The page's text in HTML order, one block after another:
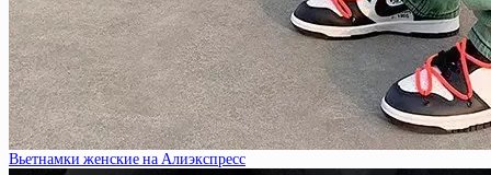
Вьетнамки женские на Алиэкспресс